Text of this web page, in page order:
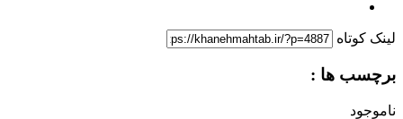
لینک کوتاه
برچسب ها :
ناموجود